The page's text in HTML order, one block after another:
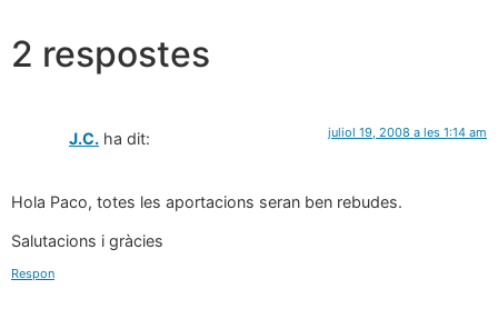
2 respostes
J.C. ha dit: juliol 19, 2008 a les 1:14 am
Hola Paco, totes les aportacions seran ben rebudes.
Salutacions i gràcies
Respon